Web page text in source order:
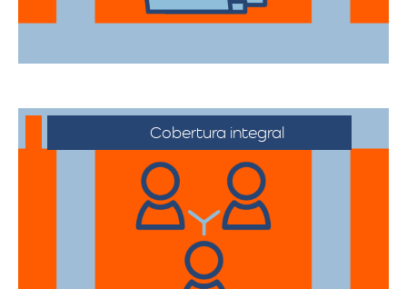
Cobertura integral
Ofrecemos servicios de trasteos en toda
la ciudad de Cartagena, facilitando su
traslado a cualquier sector.